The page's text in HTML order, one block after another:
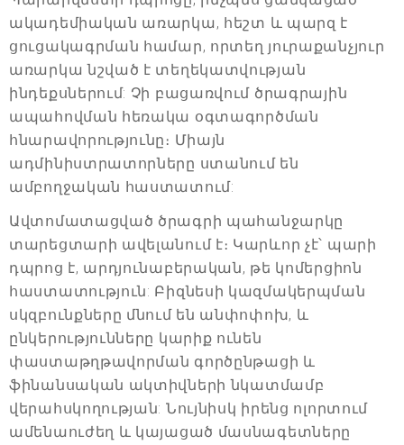
ակադեմիական առարկա, հեշտ և պարզ է
ցուցակագրման համար, որտեղ յուրաքանչյուր
առարկա նշված է տեղեկատվության
ինդեքսներում: Չի բացառվում ծրագրային
ապահովման հեռակա օգտագործման
հնարավորությունը։ Միայն
ադմինիստրատորները ստանում են
ամբողջական հաստատում:
Ավտոմատացված ծրագրի պահանջարկը
տարեցտարի ավելանում է։ Կարևոր չէ՝ պարի
դպրոց է, արդյունաբերական, թե կոմերցիոն
հաստատություն: Բիզնեսի կազմակերպման
սկզբունքները մնում են անփոփոխ, և
ընկերությունները կարիք ունեն
փաստաթղթավորման գործընթացի և
ֆինանսական ակտիվների նկատմամբ
վերահսկողության: Նույնիսկ իրենց ոլորտում
ամենաուժեղ և կայացած մասնագետները